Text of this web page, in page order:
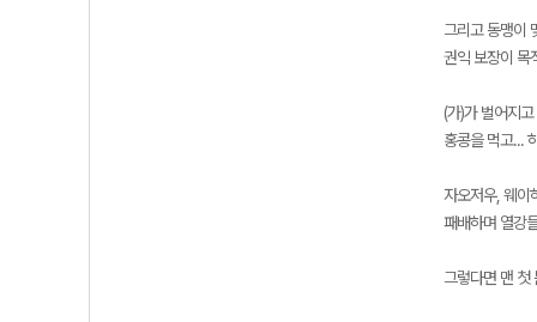
그리고 동맹이
권익 보장이 목
(가)가 벌어지
홍콩을 먹고...
자오저우, 웨이
패배하며 열강
그렇다면 맨 첫